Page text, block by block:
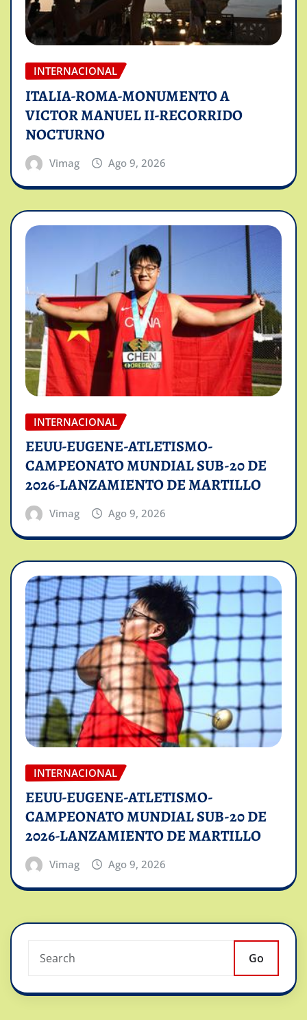
INTERNACIONAL
ITALIA-ROMA-MONUMENTO A
VICTOR MANUEL II-RECORRIDO
NOCTURNO
Vimag Ago 9, 2026
INTERNACIONAL
EEUU-EUGENE-ATLETISMO-
CAMPEONATO MUNDIAL SUB-20 DE
2026-LANZAMIENTO DE MARTILLO
Vimag Ago 9, 2026
INTERNACIONAL
EEUU-EUGENE-ATLETISMO-
CAMPEONATO MUNDIAL SUB-20 DE
2026-LANZAMIENTO DE MARTILLO
Vimag Ago 9, 2026
Go